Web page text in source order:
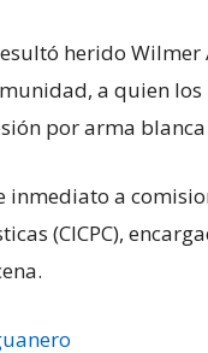
herido Wilmer
a quien
por arma
inmediato a
(CICPC),